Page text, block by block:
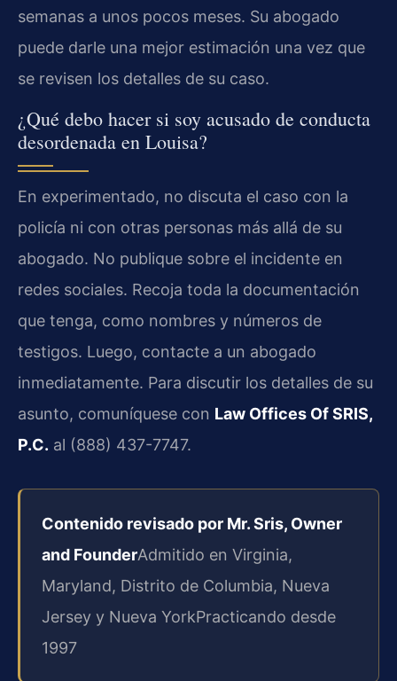
semanas a unos pocos meses. Su abogado
puede darle una mejor estimación una vez que
se revisen los detalles de su caso.
¿Qué debo hacer si soy acusado de conducta
desordenada en Louisa?
En experimentado, no discuta el caso con la
policía ni con otras personas más allá de su
abogado. No publique sobre el incidente en
redes sociales. Recoja toda la documentación
que tenga, como nombres y números de
testigos. Luego, contacte a un abogado
inmediatamente. Para discutir los detalles de su
asunto, comuníquese con Law Offices Of SRIS,
P.C. al (888) 437-7747.
Contenido revisado por Mr. Sris, Owner
and FounderAdmitido en Virginia,
Maryland, Distrito de Columbia, Nueva
Jersey y Nueva YorkPracticando desde
1997